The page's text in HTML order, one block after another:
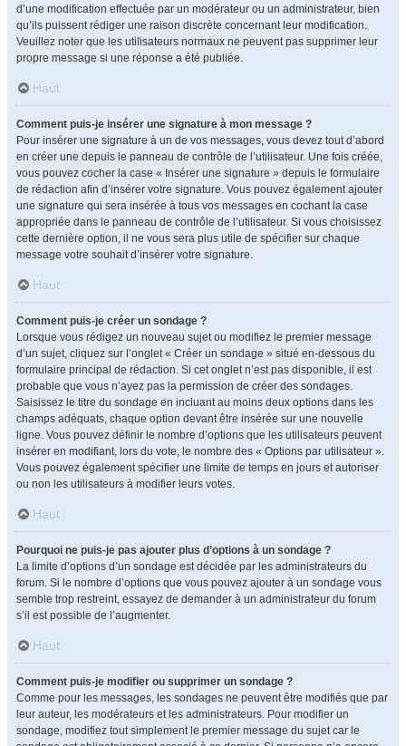
d’une modification effectuée par un modérateur ou un administrateur, bien
qu’ils puissent rédiger une raison discrète concernant leur modification.
Veuillez noter que les utilisateurs normaux ne peuvent pas supprimer leur
propre message si une réponse a été publiée.
Haut
Comment puis-je insérer une signature à mon message ?
Pour insérer une signature à un de vos messages, vous devez tout d’abord
en créer une depuis le panneau de contrôle de l’utilisateur. Une fois créée,
vous pouvez cocher la case « Insérer une signature » depuis le formulaire
de rédaction afin d’insérer votre signature. Vous pouvez également ajouter
une signature qui sera insérée à tous vos messages en cochant la case
appropriée dans le panneau de contrôle de l’utilisateur. Si vous choisissez
cette dernière option, il ne vous sera plus utile de spécifier sur chaque
message votre souhait d’insérer votre signature.
Haut
Comment puis-je créer un sondage ?
Lorsque vous rédigez un nouveau sujet ou modifiez le premier message
d’un sujet, cliquez sur l’onglet « Créer un sondage » situé en-dessous du
formulaire principal de rédaction. Si cet onglet n’est pas disponible, il est
probable que vous n’ayez pas la permission de créer des sondages.
Saisissez le titre du sondage en incluant au moins deux options dans les
champs adéquats, chaque option devant être insérée sur une nouvelle
ligne. Vous pouvez définir le nombre d’options que les utilisateurs peuvent
insérer en modifiant, lors du vote, le nombre des « Options par utilisateur ».
Vous pouvez également spécifier une limite de temps en jours et autoriser
ou non les utilisateurs à modifier leurs votes.
Haut
Pourquoi ne puis-je pas ajouter plus d’options à un sondage ?
La limite d’options d’un sondage est décidée par les administrateurs du
forum. Si le nombre d’options que vous pouvez ajouter à un sondage vous
semble trop restreint, essayez de demander à un administrateur du forum
s’il est possible de l’augmenter.
Haut
Comment puis-je modifier ou supprimer un sondage ?
Comme pour les messages, les sondages ne peuvent être modifiés que par
leur auteur, les modérateurs et les administrateurs. Pour modifier un
sondage, modifiez tout simplement le premier message du sujet car le